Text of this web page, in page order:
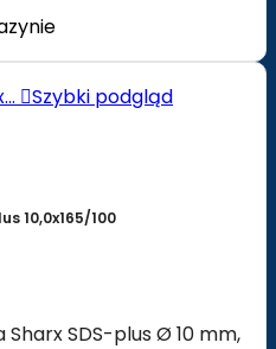
Szybki podgląd
10,0x165/100
SDS-plus Ø 10 mm,